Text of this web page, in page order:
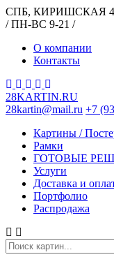
СПБ, КИРИШСКАЯ 4
/ ПН-ВС 9-21 /
О компании
Контакты
28KARTIN.RU
28kartin@mail.ru +7
Картины /
Рамки
ГОТОВЫЕ
Услуги
Доставка и
Портфолио
Распродажа